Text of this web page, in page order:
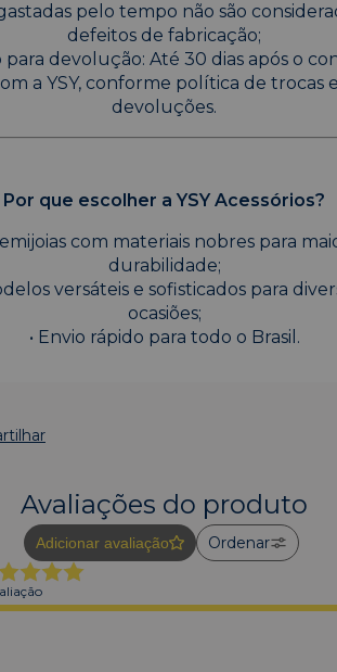
pelo tempo não são
defeitos de fabricação;
para devolução: Até 30 dias após o
a YSY, conforme política de trocas e
devoluções.
Por que escolher a YSY Acessórios?
com materiais nobres para
durabilidade;
versáteis e sofisticados para
ocasiões;
• Envio rápido para todo o Brasil.
Avaliações do produto
Adicionar avaliação Ordenar